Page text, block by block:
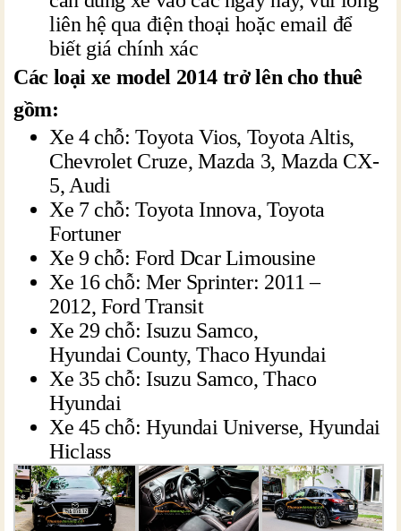
liên hệ qua điện thoại hoặc email để
biết giá chính xác
Các loại xe model 2014 trở lên cho thuê
gồm:
Xe 4 chỗ: Toyota Vios, Toyota Altis,
Chevrolet Cruze, Mazda 3, Mazda CX-
5, Audi
Xe 7 chỗ: Toyota Innova, Toyota
Fortuner
Xe 9 chỗ: Ford Dcar Limousine
Xe 16 chỗ: Mer Sprinter: 2011 –
2012, Ford Transit
Xe 29 chỗ: Isuzu Samco,
Hyundai County, Thaco Hyundai
Xe 35 chỗ: Isuzu Samco, Thaco
Hyundai
Xe 45 chỗ: Hyundai Universe, Hyundai
Hiclass